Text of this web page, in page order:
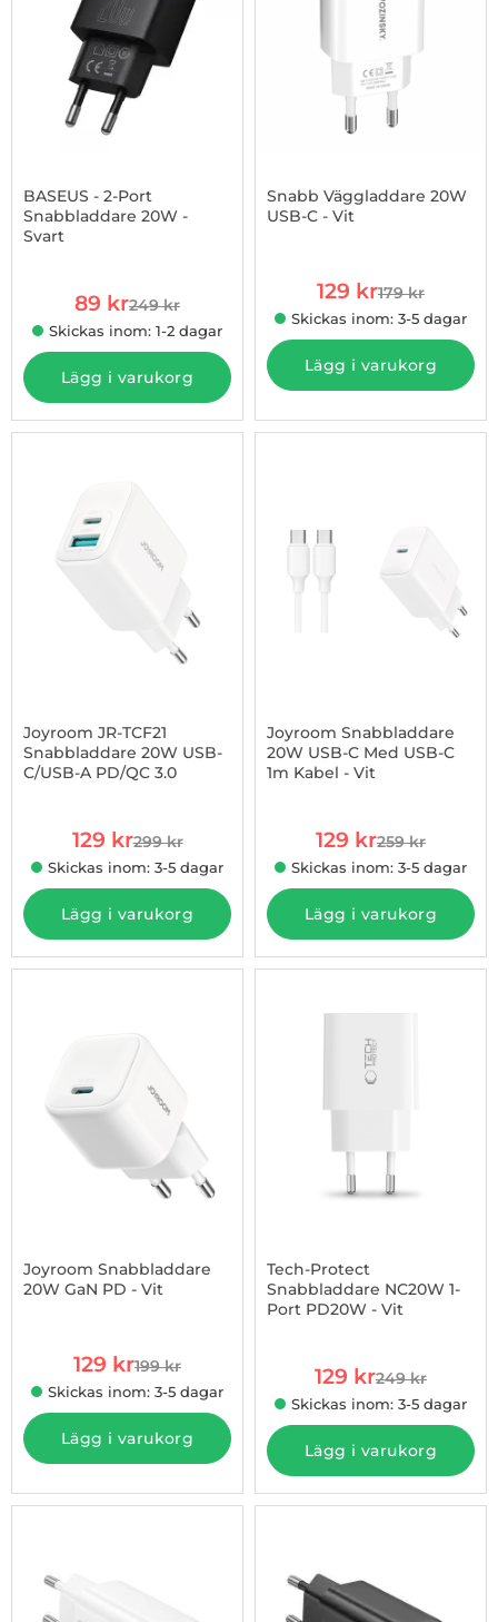
BASEUS - 2-Port
Snabbladdare 20W -
Svart
rea pris
89 krtidigare pris
249 kr
Skickas inom: 1-2 dagar
Lägg i varukorg
Snabb Väggladdare 20W
USB-C - Vit
rea pris
129 krtidigare pris
179 kr
Skickas inom: 3-5 dagar
Lägg i varukorg
Joyroom JR-TCF21
Snabbladdare 20W USB-
C/USB-A PD/QC 3.0
rea pris
129 krtidigare pris
299 kr
Skickas inom: 3-5 dagar
Lägg i varukorg
Joyroom Snabbladdare
20W USB-C Med USB-C
1m Kabel - Vit
rea pris
129 krtidigare pris
259 kr
Skickas inom: 3-5 dagar
Lägg i varukorg
Joyroom Snabbladdare
20W GaN PD - Vit
rea pris
129 krtidigare pris
199 kr
Skickas inom: 3-5 dagar
Lägg i varukorg
Tech-Protect
Snabbladdare NC20W 1-
Port PD20W - Vit
rea pris
129 krtidigare pris
249 kr
Skickas inom: 3-5 dagar
Lägg i varukorg